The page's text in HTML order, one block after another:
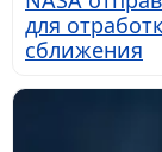
для
сближения